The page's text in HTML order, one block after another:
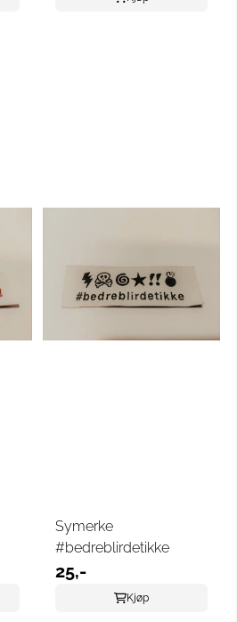
Symerke
#bedreblirdetikke
25,-
Kjøp